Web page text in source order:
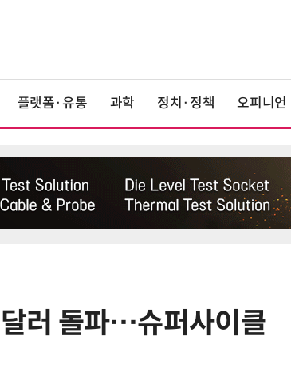
플랫폼·유통 과학 정치·정책 오피니언
러 돌파…슈퍼사이클
6
“AI, 빛으로 通한다”…25일 전자신